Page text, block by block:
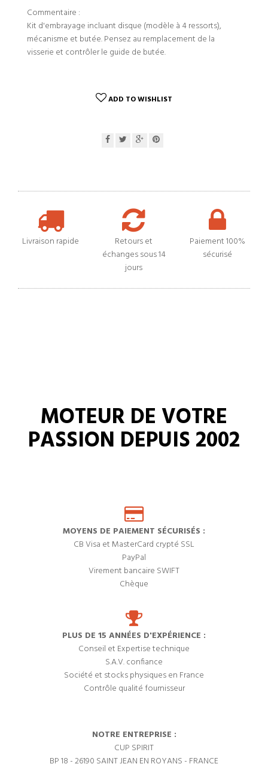
Commentaire :
Kit d'embrayage incluant disque (modèle à 4 ressorts),
mécanisme et butée. Pensez au remplacement de la
visserie et contrôler le guide de butée.
ADD TO WISHLIST
Livraison rapide
Retours et
échanges sous 14
jours
Paiement 100%
sécurisé
MOTEUR DE VOTRE
PASSION DEPUIS 2002
MOYENS DE PAIEMENT SÉCURISÉS :
CB Visa et MasterCard crypté SSL
PayPal
Virement bancaire SWIFT
Chèque
PLUS DE 15 ANNÉES D'EXPÉRIENCE :
Conseil et Expertise technique
S.A.V. confiance
Société et stocks physiques en France
Contrôle qualité fournisseur
NOTRE ENTREPRISE :
CUP SPIRIT